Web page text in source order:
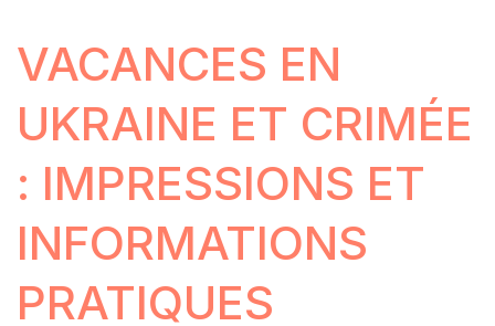
VACANCES EN
UKRAINE ET CRIMÉE
: IMPRESSIONS ET
INFORMATIONS
PRATIQUES